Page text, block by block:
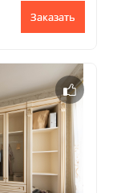
Заказать